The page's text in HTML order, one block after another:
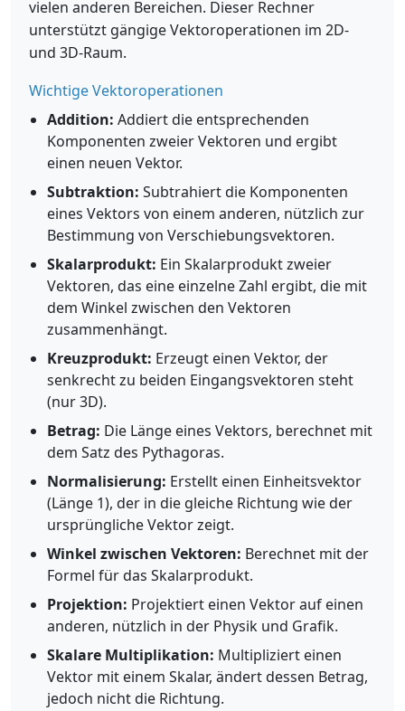
vielen anderen Bereichen. Dieser Rechner
unterstützt gängige Vektoroperationen im 2D-
und 3D-Raum.
Wichtige Vektoroperationen
Addition: Addiert die entsprechenden
Komponenten zweier Vektoren und ergibt
einen neuen Vektor.
Subtraktion: Subtrahiert die Komponenten
eines Vektors von einem anderen, nützlich zur
Bestimmung von Verschiebungsvektoren.
Skalarprodukt: Ein Skalarprodukt zweier
Vektoren, das eine einzelne Zahl ergibt, die mit
dem Winkel zwischen den Vektoren
zusammenhängt.
Kreuzprodukt: Erzeugt einen Vektor, der
senkrecht zu beiden Eingangsvektoren steht
(nur 3D).
Betrag: Die Länge eines Vektors, berechnet mit
dem Satz des Pythagoras.
Normalisierung: Erstellt einen Einheitsvektor
(Länge 1), der in die gleiche Richtung wie der
ursprüngliche Vektor zeigt.
Winkel zwischen Vektoren: Berechnet mit der
Formel für das Skalarprodukt.
Projektion: Projektiert einen Vektor auf einen
anderen, nützlich in der Physik und Grafik.
Skalare Multiplikation: Multipliziert einen
Vektor mit einem Skalar, ändert dessen Betrag,
jedoch nicht die Richtung.